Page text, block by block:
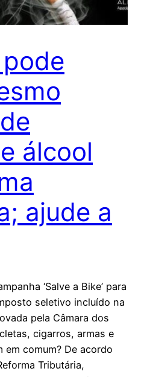
álcool
ajude a
‘Salve a Bike’ para
seletivo incluído na
pela Câmara dos
cigarros, armas e
em comum? De acordo
Tributária,